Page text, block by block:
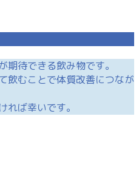
期待できる飲み物です。
飲むことで体質改善につなが
れば幸いです。